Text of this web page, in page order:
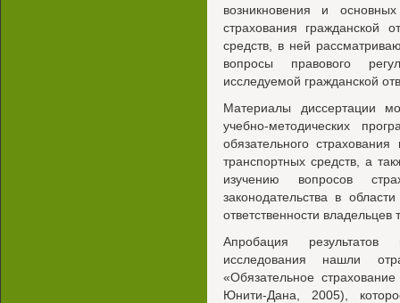
возникновения и
страхования гражданской
средств, в ней
вопросы правового
исследуемой гражданской
Материалы диссертации
учебно-методических
обязательного страхования
транспортных средств, а
изучению вопросов
законодательства в
ответственности владельцев
Апробация
исследования нашли
«Обязательное
Юнити-Дана, 2005),